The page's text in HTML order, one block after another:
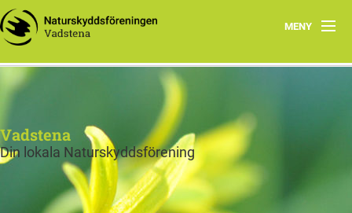
MENY
Hem
Vadstena
Din lokala Naturskyddsförening